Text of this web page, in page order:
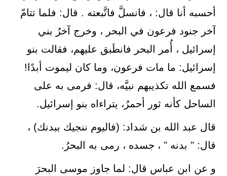
أحسبه أنا قال: ، فانسلَّ فاتَّبعته . قال: فلما تتامّ
آخر جنود فرعون في البحر ، وخرج آخرُ بني
إسرائيل ، أُمر البحر فانطَبق عليهم، فقالت بنو
إسرائيل: ما مات فرعون، وما كان ليموت أبدًا!
فسمع الله تكذيبهم نبيَّه، قال: فرمى به على
الساحل كأنه ثور أحمرُ، يتراءاه بنو إسرائيل.
قال عبد الله بن شداد: (فاليوم ننجيك ببدنك) ،
قال: " بدنه " ، جسده ، رمى به البحرُ.
و عن ابن عباس قال: لما جاوز موسى البحرَ